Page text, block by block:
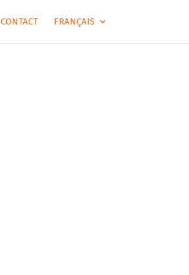
CONTACT FRANÇAIS